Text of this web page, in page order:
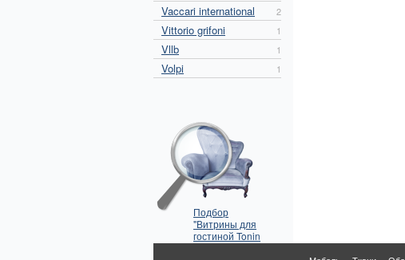
Vaccari international 2
Vittorio grifoni 1
Vllb 1
Volpi 1
Подбор
"Витрины для
гостиной Tonin
Casa " по